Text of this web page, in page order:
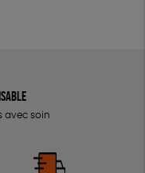
avec soin